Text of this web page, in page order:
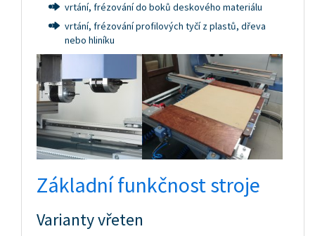
vrtání, frézování do boků deskového materiálu
vrtání, frézování profilových tyčí z plastů, dřeva
nebo hliníku
Základní funkčnost stroje
Varianty vřeten